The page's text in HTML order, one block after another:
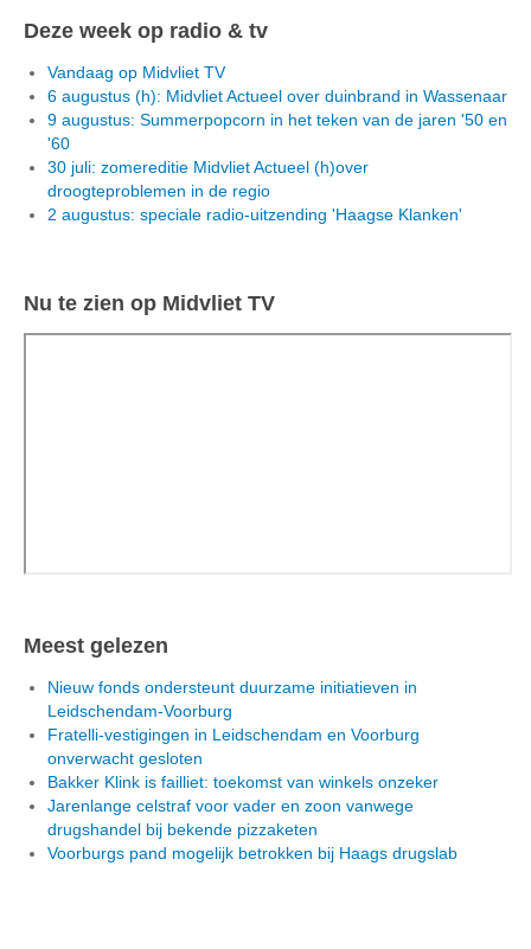
Deze week op radio & tv
Vandaag op Midvliet TV
6 augustus (h): Midvliet Actueel over duinbrand in Wassenaar
9 augustus: Summerpopcorn in het teken van de jaren '50 en
'60
30 juli: zomereditie Midvliet Actueel (h)over
droogteproblemen in de regio
2 augustus: speciale radio-uitzending 'Haagse Klanken'
Nu te zien op Midvliet TV
Meest gelezen
Nieuw fonds ondersteunt duurzame initiatieven in
Leidschendam-Voorburg
Fratelli-vestigingen in Leidschendam en Voorburg
onverwacht gesloten
Bakker Klink is failliet: toekomst van winkels onzeker
Jarenlange celstraf voor vader en zoon vanwege
drugshandel bij bekende pizzaketen
Voorburgs pand mogelijk betrokken bij Haags drugslab